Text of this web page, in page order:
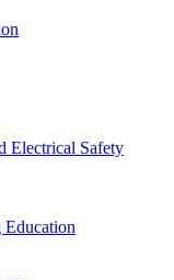
Electrical Safety